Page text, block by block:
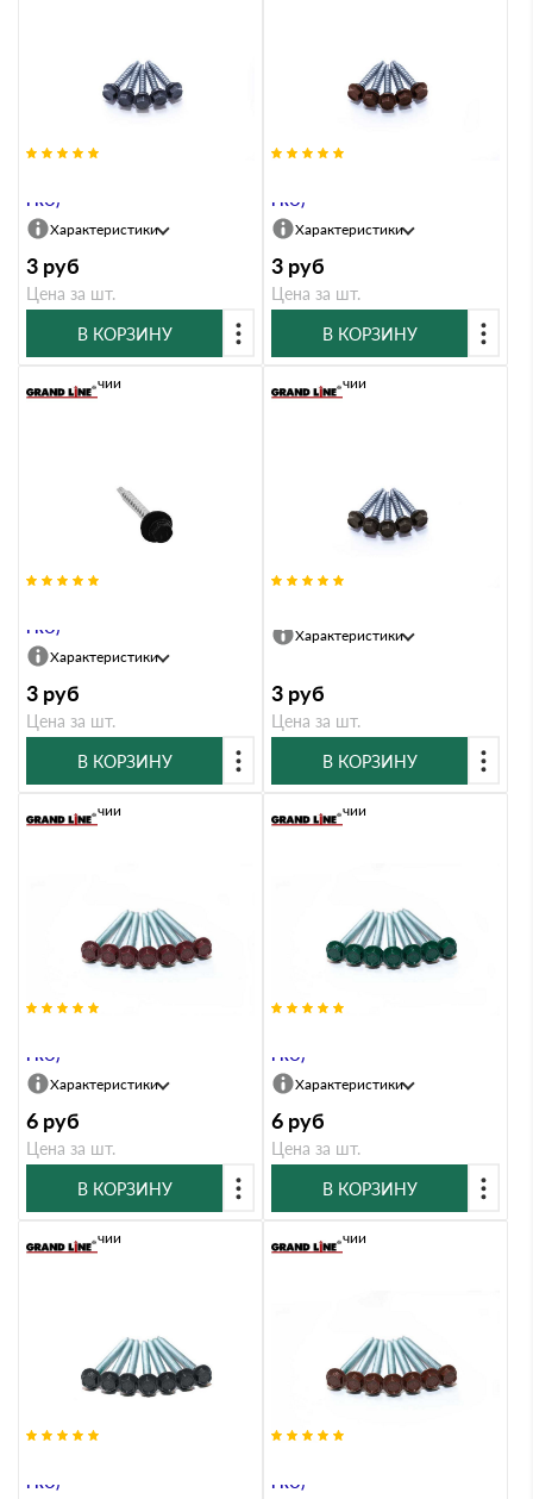
PRO)
Характеристики
3 руб
Цена за шт.
В КОРЗИНУ
PRO)
Характеристики
3 руб
Цена за шт.
В КОРЗИНУ
PRO)
В наличии
Характеристики
3 руб
Цена за шт.
В КОРЗИНУ
В наличии
Характеристики
3 руб
Цена за шт.
В КОРЗИНУ
PRO)
В наличии
Характеристики
6 руб
Цена за шт.
В КОРЗИНУ
PRO)
В наличии
Характеристики
6 руб
Цена за шт.
В КОРЗИНУ
PRO)
В наличии
PRO)
В наличии